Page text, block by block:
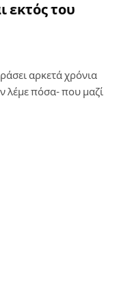
εκτός του
αρκετά χρόνια
λέμε πόσα- που μαζί